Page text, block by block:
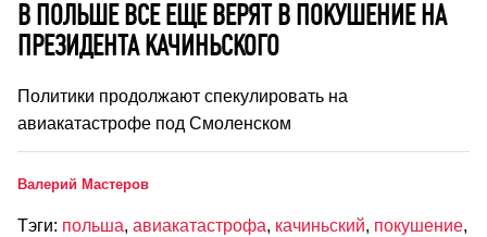
В ПОЛЬШЕ ВСЕ ЕЩЕ ВЕРЯТ В ПОКУШЕНИЕ НА
ПРЕЗИДЕНТА КАЧИНЬСКОГО
Политики продолжают спекулировать на
авиакатастрофе под Смоленском
Валерий Мастеров
Тэги: польша, авиакатастрофа, качиньский, покушение,